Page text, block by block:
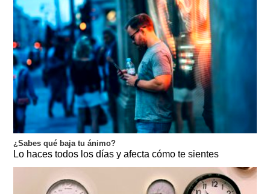
¿Sabes qué baja tu ánimo?
Lo haces todos los días y afecta cómo te sientes